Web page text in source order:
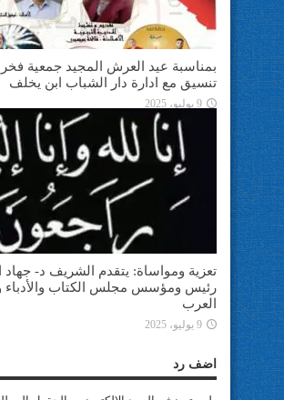
بمناسبة عيد العرش المجيد جمعية فخر
تنسيق مع ادارة دار الشباب ابن يخلف
9 يوليو، 2025
تعزية ومواساة: يتقدم الشريف د-
رئيس ومؤسس مجلس الكتاب والأدباء
العرب
9 يوليو، 2025
اضف رد